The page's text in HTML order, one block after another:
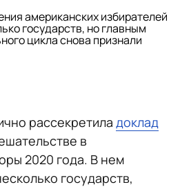
американских избирателей
государств, но главным
цикла снова признали
рассекретила доклад
в
2020 года. В нем
государств,